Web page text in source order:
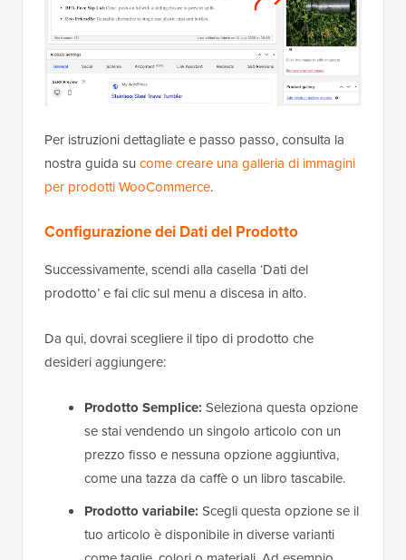
Per istruzioni dettagliate e passo passo, consulta la
nostra guida su come creare una galleria di immagini
per prodotti WooCommerce.
Configurazione dei Dati del Prodotto
Successivamente, scendi alla casella ‘Dati del
prodotto’ e fai clic sul menu a discesa in alto.
Da qui, dovrai scegliere il tipo di prodotto che
desideri aggiungere:
Prodotto Semplice: Seleziona questa opzione
se stai vendendo un singolo articolo con un
prezzo fisso e nessuna opzione aggiuntiva,
come una tazza da caffè o un libro tascabile.
Prodotto variabile: Scegli questa opzione se il
tuo articolo è disponibile in diverse varianti